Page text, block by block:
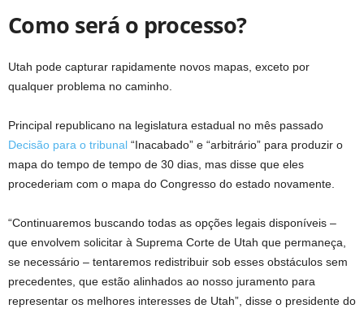
Como será o processo?
Utah pode capturar rapidamente novos mapas, exceto por
qualquer problema no caminho.
Principal republicano na legislatura estadual no mês passado
Decisão para o tribunal “Inacabado” e “arbitrário” para produzir o
mapa do tempo de tempo de 30 dias, mas disse que eles
procederiam com o mapa do Congresso do estado novamente.
“Continuaremos buscando todas as opções legais disponíveis –
que envolvem solicitar à Suprema Corte de Utah que permaneça,
se necessário – tentaremos redistribuir sob esses obstáculos sem
precedentes, que estão alinhados ao nosso juramento para
representar os melhores interesses de Utah”, disse o presidente do